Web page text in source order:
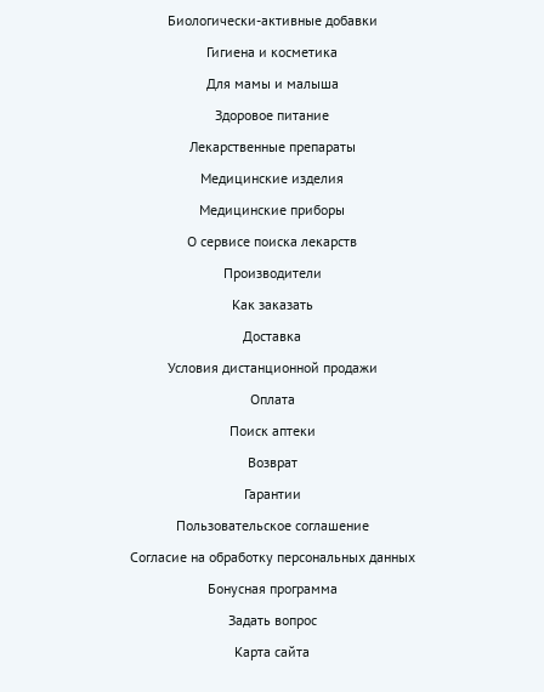
Биологически-активные добавки
Гигиена и косметика
Для мамы и малыша
Здоровое питание
Лекарственные препараты
Медицинские изделия
Медицинские приборы
О сервисе поиска лекарств
Производители
Как заказать
Доставка
Условия дистанционной продажи
Оплата
Поиск аптеки
Возврат
Гарантии
Пользовательское соглашение
Согласие на обработку персональных данных
Бонусная программа
Задать вопрос
Карта сайта